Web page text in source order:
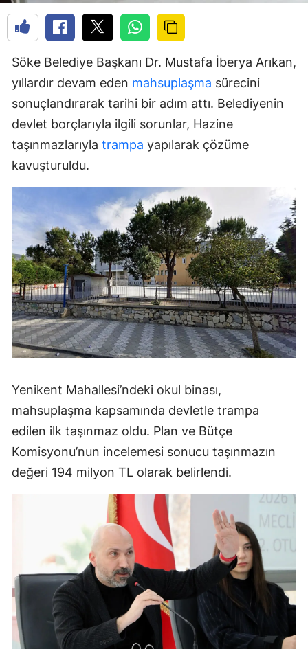
Söke Belediye Başkanı Dr. Mustafa İberya Arıkan,
yıllardır devam eden mahsuplaşma sürecini
sonuçlandırarak tarihi bir adım attı. Belediyenin
devlet borçlarıyla ilgili sorunlar, Hazine
taşınmazlarıyla trampa yapılarak çözüme
kavuşturuldu.
Yenikent Mahallesi’ndeki okul binası,
mahsuplaşma kapsamında devletle trampa
edilen ilk taşınmaz oldu. Plan ve Bütçe
Komisyonu’nun incelemesi sonucu taşınmazın
değeri 194 milyon TL olarak belirlendi.